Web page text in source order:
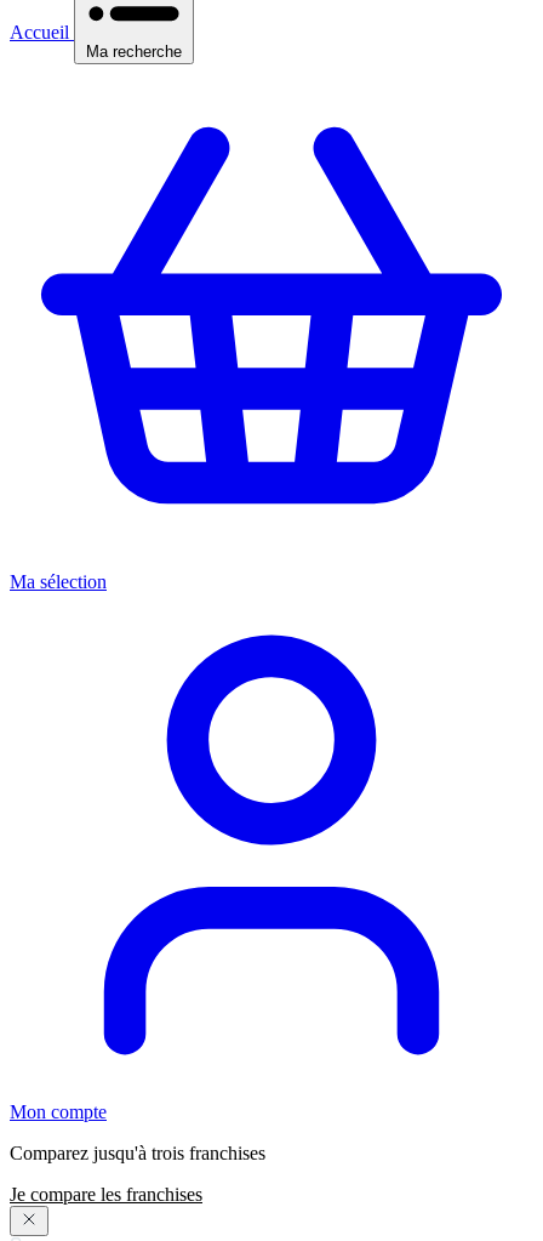
Accueil
Ma recherche
Ma sélection
Mon compte
Comparez jusqu'à trois franchises
Je compare les franchises